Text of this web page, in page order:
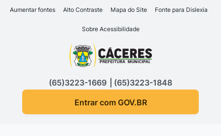
Seção de atalhos e links
Ir para o conteúdo [alt+1]
Ir para o rodapé [alt+4]
Aumentar fontes Alto Contraste Mapa do Site Fonte para Dislexia
Sobre Acessibilidade
Seção do menu principal
(65)3223-1669
(65)3223-1848
Entrar com GOV.BR